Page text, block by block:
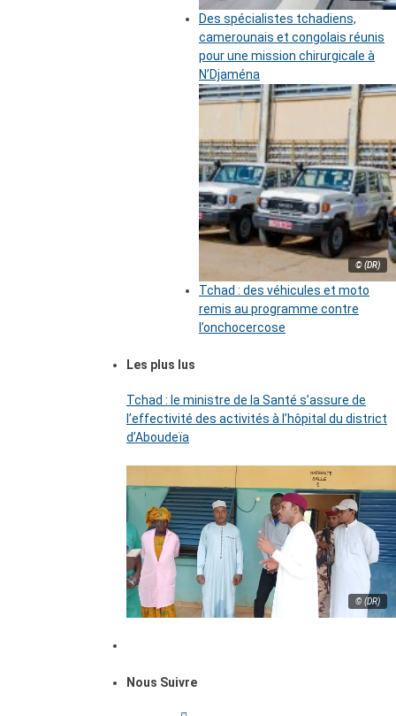
Des spécialistes tchadiens,
camerounais et congolais réunis
pour une mission chirurgicale à
N’Djaména
© (DR)
Tchad : des véhicules et moto
remis au programme contre
l’onchocercose
Les plus lus
Tchad : le ministre de la Santé s’assure de
l’effectivité des activités à l’hôpital du district
d’Aboudeïa
© (DR)
Nous Suivre